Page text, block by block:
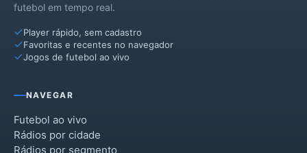
futebol em tempo real.
Player rápido, sem cadastro
Favoritas e recentes no navegador
Jogos de futebol ao vivo
NAVEGAR
Futebol ao vivo
Rádios por cidade
Rádios por segmento